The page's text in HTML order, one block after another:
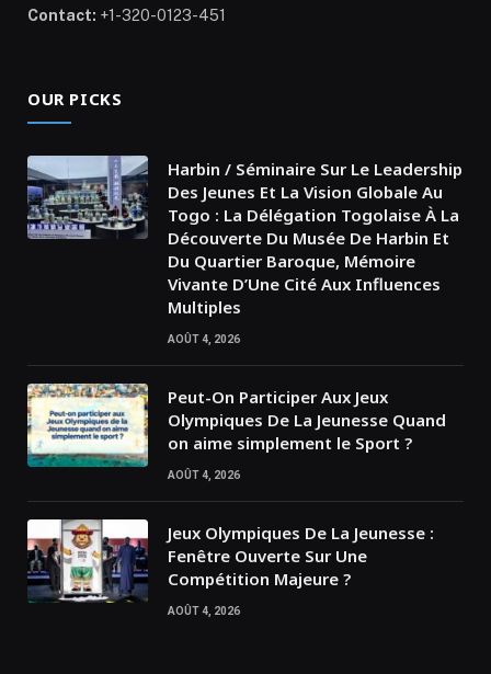
Contact: +1-320-0123-451
OUR PICKS
Harbin / Séminaire Sur Le Leadership
Des Jeunes Et La Vision Globale Au
Togo : La Délégation Togolaise À La
Découverte Du Musée De Harbin Et
Du Quartier Baroque, Mémoire
Vivante D’Une Cité Aux Influences
Multiples
AOÛT 4, 2026
Peut-On Participer Aux Jeux
Olympiques De La Jeunesse Quand
on aime simplement le Sport ?
AOÛT 4, 2026
Jeux Olympiques De La Jeunesse :
Fenêtre Ouverte Sur Une
Compétition Majeure ?
AOÛT 4, 2026